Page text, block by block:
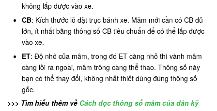
không lắp được vào xe.
CB: Kích thước lỗ đặt trục bánh xe. Mâm mới cần có CB đủ
lớn, ít nhất bằng thông số CB tiêu chuẩn để có thể lắp được
vào xe.
ET: Độ nhô của mâm, trong đó ET càng nhỏ thì vành mâm
càng lồi ra ngoài, mâm trông càng thể thao. Thông số này
bạn có thể thay đổi, không nhất thiết dùng đúng thông số
gốc.
>>> Tìm hiểu thêm về Cách đọc thông số mâm của dân kỹ